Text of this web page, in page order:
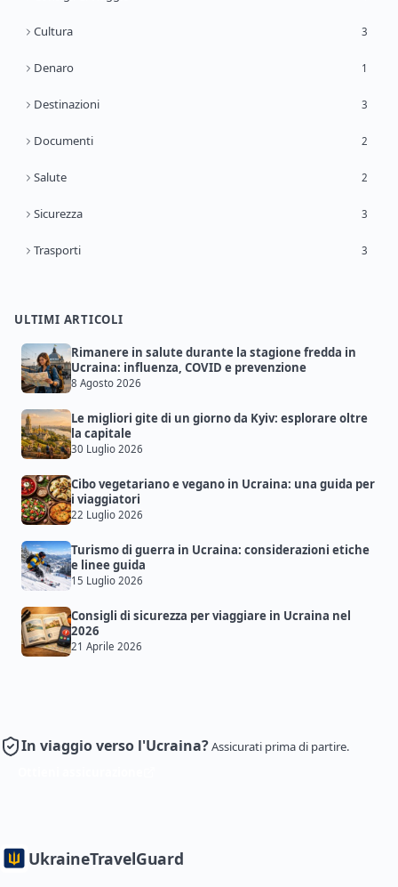
Cultura 3
Denaro 1
Destinazioni 3
Documenti 2
Salute 2
Sicurezza 3
Trasporti 3
ULTIMI ARTICOLI
Rimanere in salute durante la stagione fredda in
Ucraina: influenza, COVID e prevenzione
8 Agosto 2026
Le migliori gite di un giorno da Kyiv: esplorare oltre
la capitale
30 Luglio 2026
Cibo vegetariano e vegano in Ucraina: una guida per
i viaggiatori
22 Luglio 2026
Turismo di guerra in Ucraina: considerazioni etiche
e linee guida
15 Luglio 2026
Consigli di sicurezza per viaggiare in Ucraina nel
2026
21 Aprile 2026
In viaggio verso l'Ucraina?Assicurati prima di partire.
UkraineTravelGuard